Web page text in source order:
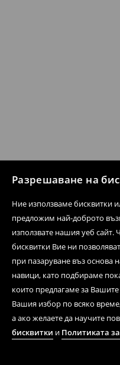
Разрешаване на
Ние използваме бисквитки
предложим най-доброто
използвате нашия уеб сайт.
бисквитки Вие ни
при пазаруване въз основа
навици, като подбираме
които предлагаме за
Вашия избор по всяко
а ако желаете да научите
бисквитки и Политиката